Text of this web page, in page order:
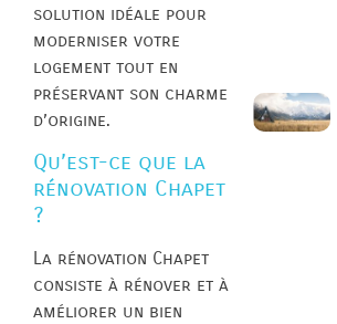
solution idéale pour
moderniser votre
logement tout en
préservant son charme
d’origine.
Qu’est-ce que la
rénovation Chapet
?
La rénovation Chapet
consiste à rénover et à
améliorer un bien